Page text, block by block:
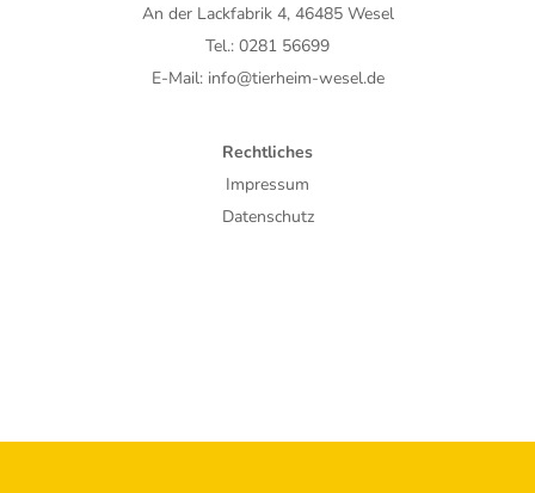
An der Lackfabrik 4, 46485 Wesel
Tel.: 0281 56699
E-Mail: info@tierheim-wesel.de
Rechtliches
Impressum
Datenschutz